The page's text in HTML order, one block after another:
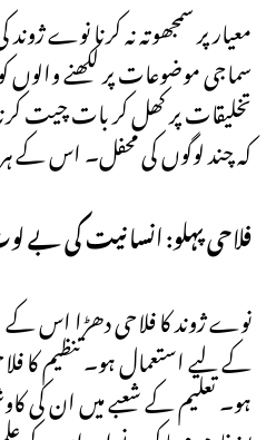
معیار پر سمجھوتہ نہ کرنا نوے
سماجی موضوعات پر لکھنے والوں
تخلیقات پر کھل کر بات چیت
کہ چند لوگوں کی محفل۔ اس کے
فلاحی پہلو: انسانیت کی
نوے ژوند کا فلاحی دھڑا اس کے
کے لیے استعمال ہو۔ تنظیم کا
ہو۔ تعلیم کے شعبے میں ان کی